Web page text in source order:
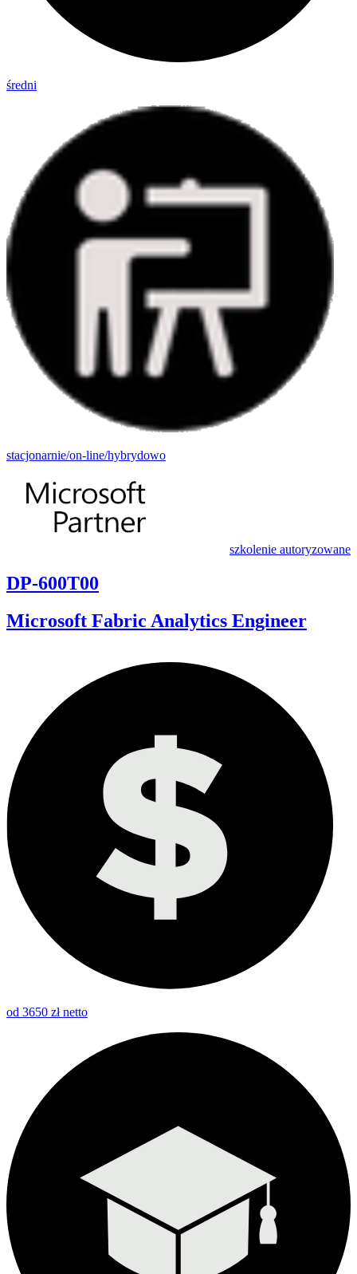
średni
stacjonarnie/on-line/hybrydowo
szkolenie autoryzowane
DP-600T00
Microsoft Fabric Analytics Engineer
od 3650 zł netto